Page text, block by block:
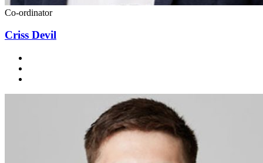
Co-ordinator
Criss Devil